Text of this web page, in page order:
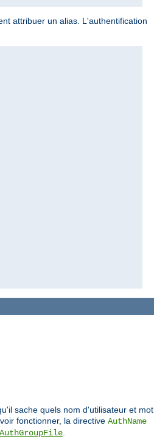
attribuer un alias. L'authentification
sache quels nom d'utilisateur et mot
fonctionner, la directive AuthName
AuthGroupFile.